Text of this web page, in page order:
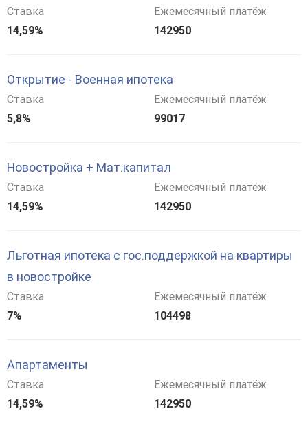
Ставка
14,59%
Ежемесячный платёж
142950
Открытие - Военная ипотека
Ставка
5,8%
Ежемесячный платёж
99017
Новостройка + Мат.капитал
Ставка
14,59%
Ежемесячный платёж
142950
Льготная ипотека с гос.поддержкой на квартиры
в новостройке
Ставка
7%
Ежемесячный платёж
104498
Апартаменты
Ставка
14,59%
Ежемесячный платёж
142950